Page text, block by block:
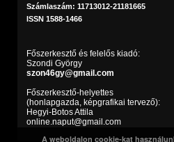
Számlaszám: 11713012-21181665
ISSN 1588-1466
Főszerkesztő és felelős kiadó:
Szondi György
szon46gy@gmail.com
Főszerkesztő-helyettes
(honlapgazda, képgrafikai tervező):
Hegyi-Botos Attila
online.naput@gmail.com
A weboldalon cookie-kat